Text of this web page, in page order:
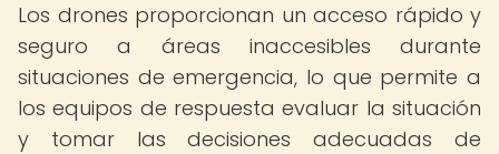
Los drones proporcionan un acceso rápido y
seguro a áreas inaccesibles durante
situaciones de emergencia, lo que permite a
los equipos de respuesta evaluar la situación
y tomar las decisiones adecuadas de